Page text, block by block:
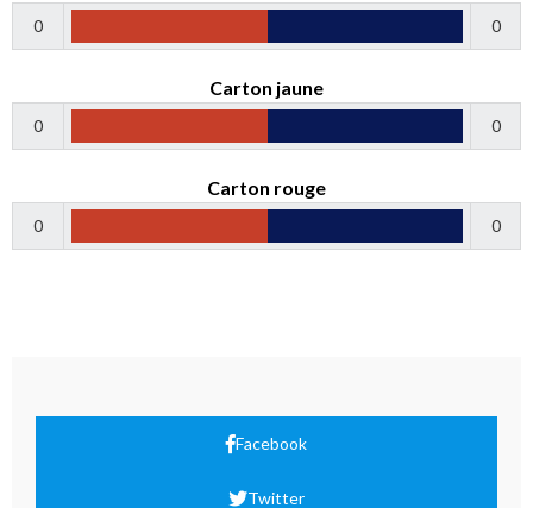
0 0
Carton jaune
0 0
Carton rouge
0 0
Facebook
Twitter